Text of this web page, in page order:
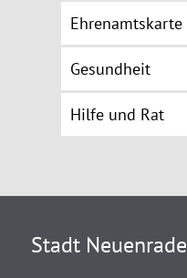
Ehrenamtskarte
Gesundheit
Hilfe und Rat
Stadt Neuenrade